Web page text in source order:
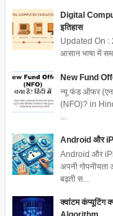
Digital
इतिहास
Updated On
आसान भाषा में
New Fund
न्यू फंड ऑफर
(NFO)? in
Android और
Android और
अपनी
बढ़ती स...
क्वांटम